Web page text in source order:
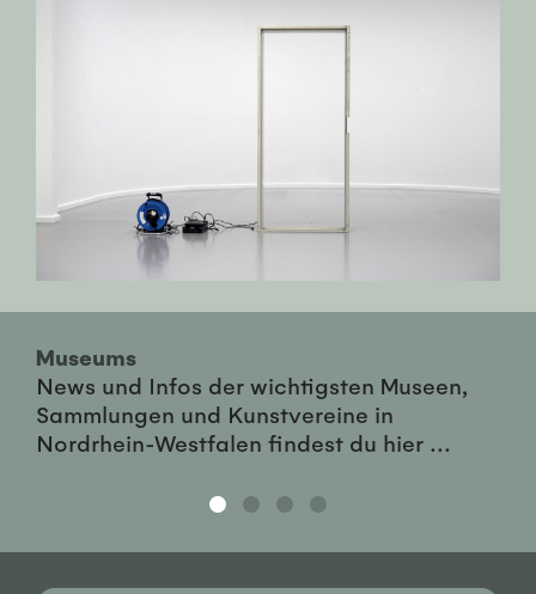
Museums
News und Infos der wichtigsten Museen,
Sammlungen und Kunstvereine in
Nordrhein-Westfalen findest du hier ...